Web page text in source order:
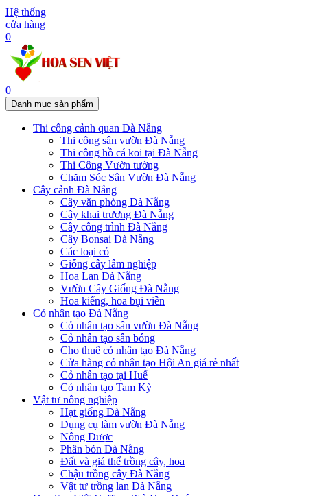
Hệ thống
cửa hàng
0
0
Danh mục sản phẩm
Thi công cảnh quan Đà Nẵng
Thi công sân vườn Đà Nẵng
Thi công hồ cá koi tại Đà Nẵng
Thi Công Vườn tường
Chăm Sóc Sân Vườn Đà Nẵng
Cây cảnh Đà Nẵng
Cây văn phòng Đà Nẵng
Cây khai trương Đà Nẵng
Cây công trình Đà Nẵng
Cây Bonsai Đà Nẵng
Các loại cỏ
Giống cây lâm nghiệp
Hoa Lan Đà Nẵng
Vườn Cây Giống Đà Nẵng
Hoa kiểng, hoa bụi viền
Cỏ nhân tạo Đà Nẵng
Cỏ nhân tạo sân vườn Đà Nẵng
Cỏ nhân tạo sân bóng
Cho thuê cỏ nhân tạo Đà Nẵng
Cửa hàng cỏ nhân tạo Hội An giá rẻ nhất
Cỏ nhân tạo tại Huế
Cỏ nhân tạo Tam Kỳ
Vật tư nông nghiệp
Hạt giống Đà Nẵng
Dụng cụ làm vườn Đà Nẵng
Nông Dược
Phân bón Đà Nẵng
Đất và giá thể trồng cây, hoa
Chậu trồng cây Đà Nẵng
Vật tư trồng lan Đà Nẵng